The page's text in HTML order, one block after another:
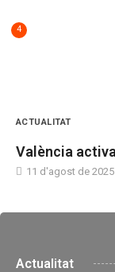
4
ACTUALITAT
València
11 d'agost de 2025
Actualitat